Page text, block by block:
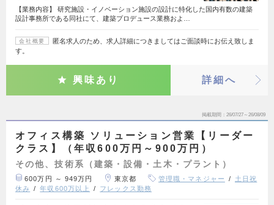
【業務内容】 研究施設・イノベーション施設の設計に特化した国内有数の建築
設計事務所である同社にて、建築プロデュース業務およ…
会社概要
匿名求人のため、求人詳細につきましてはご面談時にお伝え致しま
す。
興味あり 詳細へ
掲載期間 26/07/27～26/08/09
オフィス構築 ソリューション営業【リーダー
クラス】（年収600万円～900万円）
その他、技術系（建築・設備・土木・プラント）
600万円 ～ 949万円 東京都 管理職・マネジャー
土日祝
休み
年収600万以上 フレックス勤務